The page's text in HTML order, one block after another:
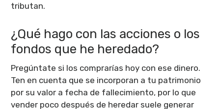
tributan.
¿Qué hago con las acciones o los
fondos que he heredado?
Pregúntate si los comprarías hoy con ese dinero.
Ten en cuenta que se incorporan a tu patrimonio
por su valor a fecha de fallecimiento, por lo que
vender poco después de heredar suele generar